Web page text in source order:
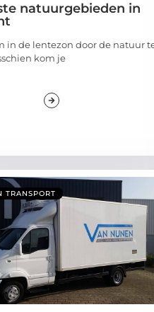
natuurgebieden in
in de lentezon door de natuur
kom je
TRANSPORT